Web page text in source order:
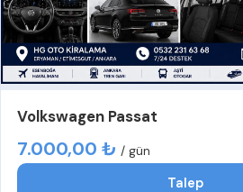
Volkswagen Passat
7.000,00 ₺ / gün
Talep